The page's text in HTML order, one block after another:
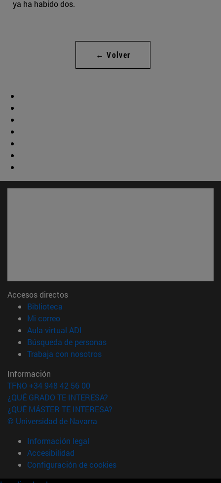
ya ha habido dos.
← Volver
Accesos directos
Biblioteca
Mi correo(abre en nueva ventana)
Aula virtual ADI
Búsqueda de personas(abre en nueva ventana)
Trabaja con nosotros(abre en nueva ventana)
Información
TFNO +34 948 42 56 00
¿QUÉ GRADO TE INTERESA?
¿QUÉ MÁSTER TE INTERESA?
© Universidad de Navarra
Información legal
Accesibilidad
Configuración de cookies